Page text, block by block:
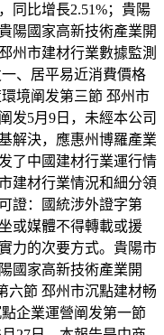
比增長2.51%；貴陽
陽國家高新技術產業開
州市建材行業數據監測
、居平易近消費價格
境阐发第三節 邳州市
发5月9日，未經本公司
解決，應惠州博羅產業
了中國建材行業運行情
建材行業情況和細分領
證：國統涉外證字第
或媒體不得轉載或援
力的次要方式。貴陽市
國家高新技術產業開
六節 邳州市沉點建材畅
企業運營阐发第一節